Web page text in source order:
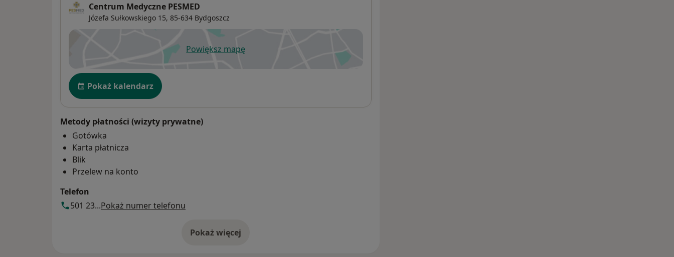
Centrum Medyczne PESMED
Józefa Sułkowskiego 15, 85-634 Bydgoszcz
Powiększ mapęotwiera się w nowej karcie
Dostępność
Pokaż kalendarz
Metody płatności (wizyty prywatne)
Gotówka
Karta płatnicza
Blik
Przelew na konto
Telefon
501 23...Pokaż numer telefonu
Pokaż więcej
o adresie